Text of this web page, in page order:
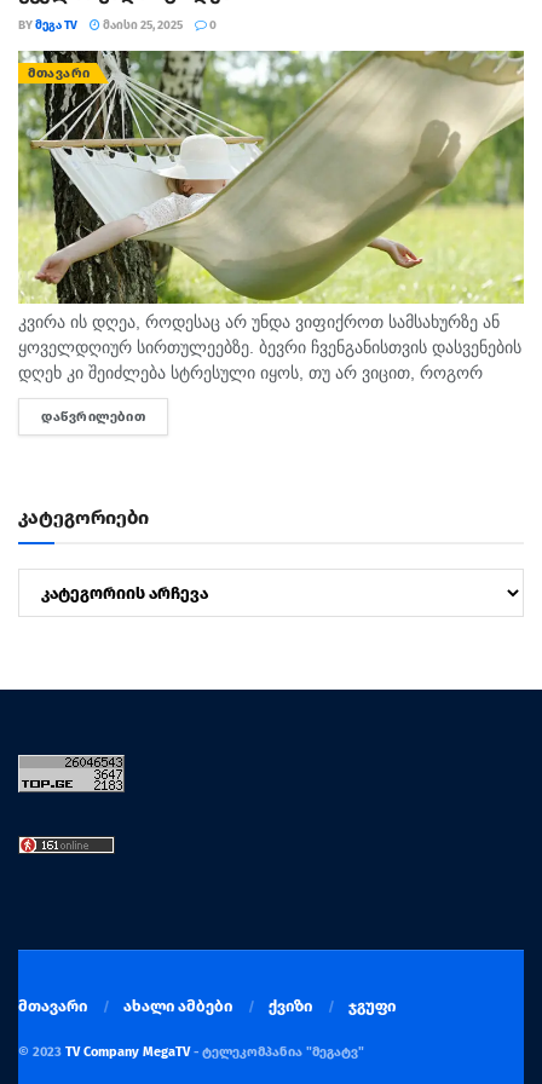
BYᲛᲔᲒᲐ TV ᲛᲐᲘᲡᲘ 25, 2025 0
ᲛᲗᲐᲕᲐᲠᲘ
კვირა ის დღეა, როდესაც არ უნდა ვიფიქროთ სამსახურზე ან
ყოველდღიურ სირთულეებზე. ბევრი ჩვენგანისთვის დასვენების
დღეხ კი შეიძლება სტრესული იყოს, თუ არ ვიცით, როგორ
მოვიქცეთ სწორად. გთავაზობთ 10 რჩევას, რომელიც სტრესის
მართვასა...
ᲓᲐᲬᲕᲠᲘᲚᲔᲑᲘᲗ
კატეგორიები
მთავარი ახალი ამბები ქვიზი ჯგუფი
© 2023 TV Company MegaTV- ტელეკომპანია "მეგატვ"